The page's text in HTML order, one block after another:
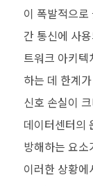
이 폭발적으
간 통신에 사
트워크 아키
하는 데 한계
신호 손실이
데이터센터의
방해하는 요
이러한 상황